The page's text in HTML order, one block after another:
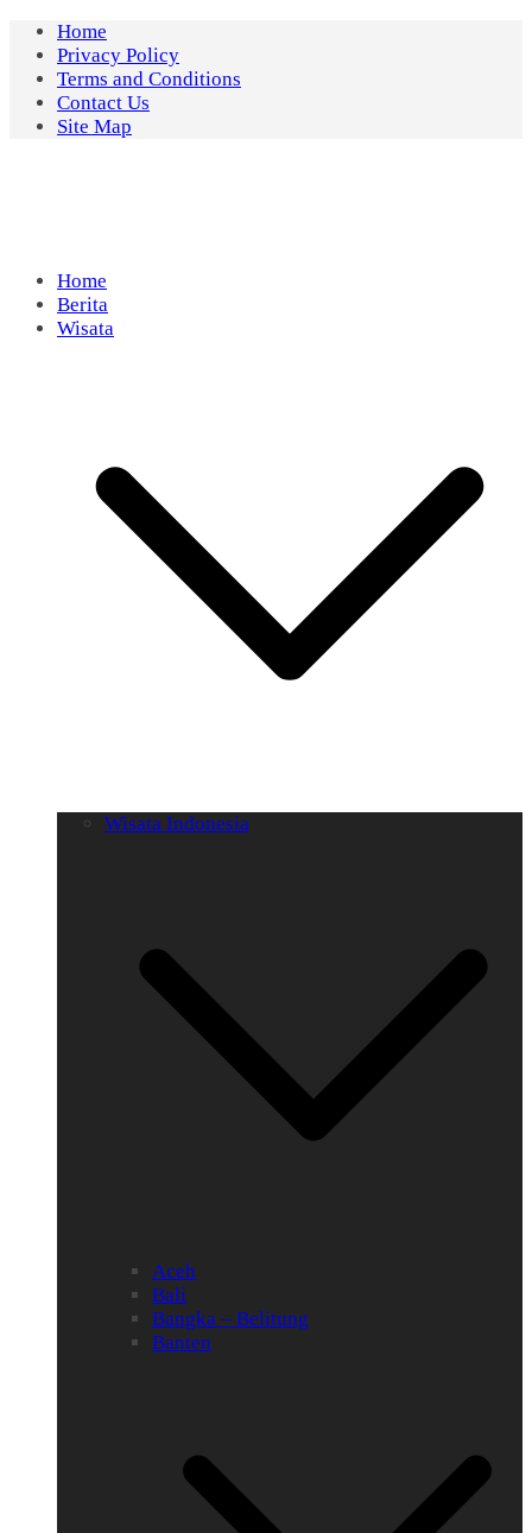
Skip
content
Home
Privacy Policy
Terms and Conditions
Contact Us
Site Map
Home
Berita
Wisata
Wisata Indonesia
Aceh
Bali
Bangka – Belitung
Banten